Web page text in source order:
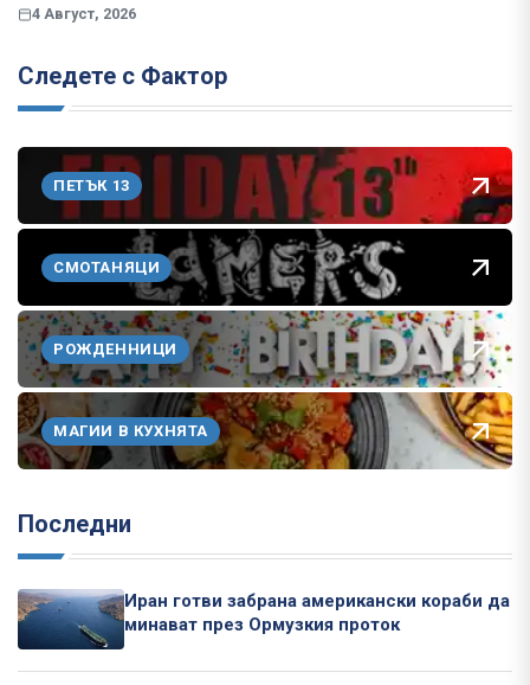
4 Август, 2026
Следете с Фактор
ПЕТЪК 13
СМОТАНЯЦИ
РОЖДЕННИЦИ
МАГИИ В КУХНЯТА
Последни
Иран готви забрана американски кораби да
минават през Ормузкия проток